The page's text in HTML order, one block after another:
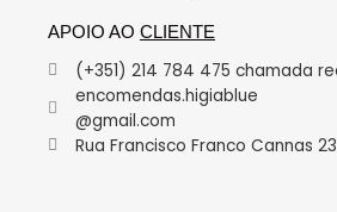
APOIO AO CLIENTE
(+351) 214 784 475 chamada
encomendas.higiablue
@gmail.com
Rua Francisco Franco Cannas